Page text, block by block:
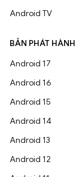
Android TV
BẢN PHÁT HÀNH
Android 17
Android 16
Android 15
Android 14
Android 13
Android 12